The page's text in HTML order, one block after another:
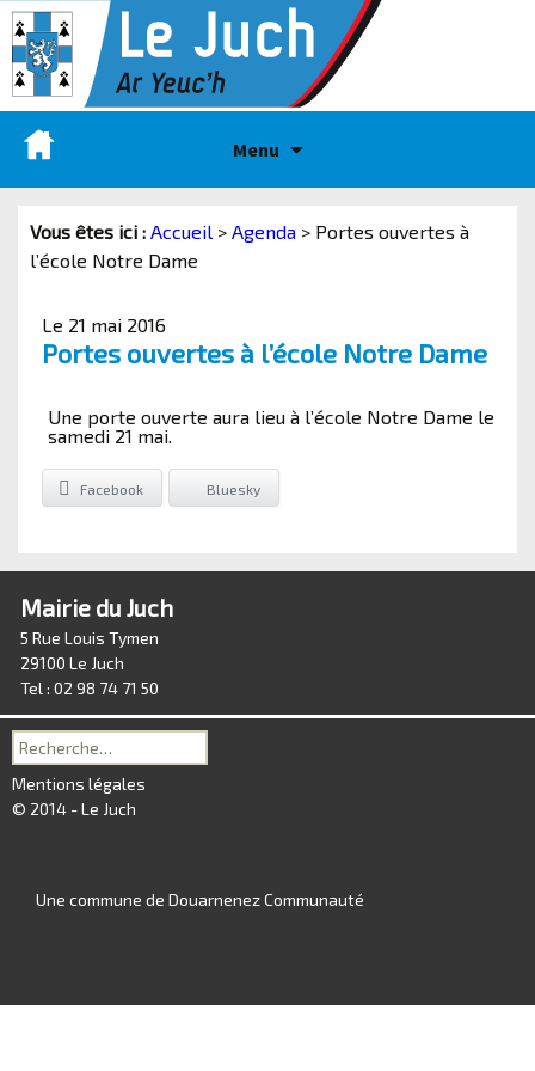
Menu
Vous êtes ici : Accueil > Agenda > Portes ouvertes à
l’école Notre Dame
Le 21 mai 2016
Portes ouvertes à l’école Notre Dame
Une porte ouverte aura lieu à l’école Notre Dame le
samedi 21 mai.
Facebook Bluesky
Mairie du Juch
5 Rue Louis Tymen
29100 Le Juch
Tel : 02 98 74 71 50
Recherche
pour :
Mentions légales
© 2014 - Le Juch
Une commune de Douarnenez Communauté